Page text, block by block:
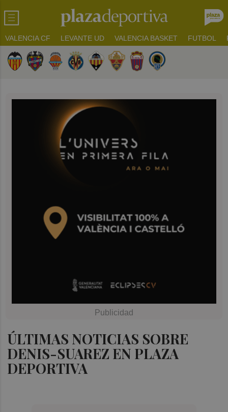
VALENCIA CF LEVANTE UD VALENCIA BASKET FUTBOL
ÚLTIMAS NOTICIAS SOBRE
DENIS-SUAREZ EN PLAZA
DEPORTIVA